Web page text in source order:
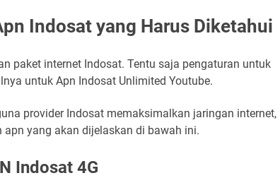
Indosat yang Harus Diketahui
paket internet Indosat. Tentu saja pengaturan untuk
untuk Apn Indosat Unlimited Youtube.
provider Indosat memaksimalkan jaringan internet,
apn yang akan dijelaskan di bawah ini.
Indosat 4G